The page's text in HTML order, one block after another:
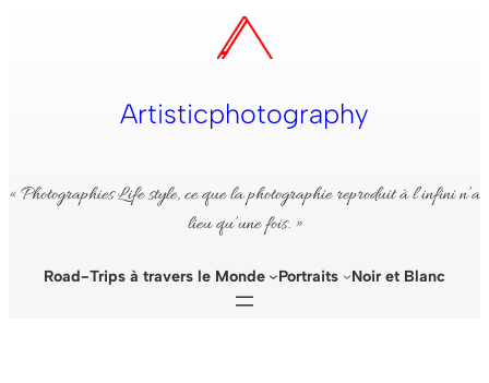
Artisticphotography
« Photographies Life style, ce que la photographie reproduit à l’infini n’a
lieu qu’une fois. »
Road-Trips à travers le Monde Portraits Noir et Blanc